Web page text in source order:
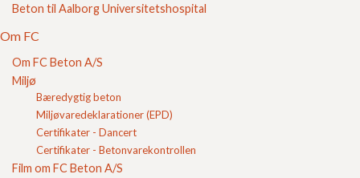
Beton til Aalborg Universitetshospital
Om FC
Om FC Beton A/S
Miljø
Bæredygtig beton
Miljøvaredeklarationer (EPD)
Certifikater - Dancert
Certifikater - Betonvarekontrollen
Film om FC Beton A/S
Sikker E-handel